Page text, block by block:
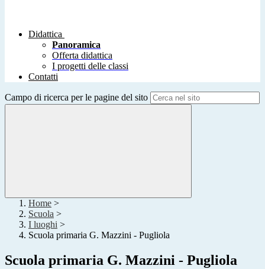
Didattica
Panoramica
Offerta didattica
I progetti delle classi
Contatti
Campo di ricerca per le pagine del sito
Home >
Scuola >
I luoghi >
Scuola primaria G. Mazzini - Pugliola
Scuola primaria G. Mazzini - Pugliola